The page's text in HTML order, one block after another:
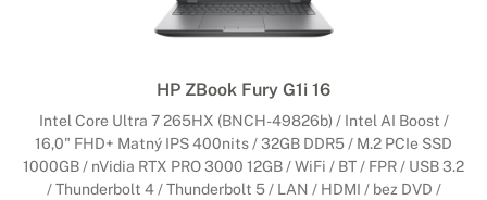
HP ZBook Fury G1i 16
Intel Core Ultra 7 265HX (BNCH-49826b) / Intel AI Boost /
16,0" FHD+ Matný IPS 400nits / 32GB DDR5 / M.2 PCIe SSD
1000GB / nVidia RTX PRO 3000 12GB / WiFi / BT / FPR / USB 3.2
/ Thunderbolt 4 / Thunderbolt 5 / LAN / HDMI / bez DVD /